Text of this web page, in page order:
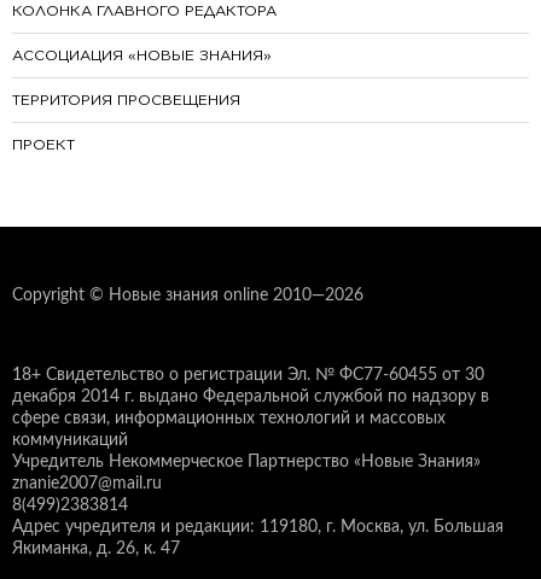
КОЛОНКА ГЛАВНОГО РЕДАКТОРА
АССОЦИАЦИЯ «НОВЫЕ ЗНАНИЯ»
ТЕРРИТОРИЯ ПРОСВЕЩЕНИЯ
ПРОЕКТ
Copyright © Новые знания online 2010—2026
18+ Свидетельство о регистрации Эл. № ФС77-60455 от 30
декабря 2014 г. выдано Федеральной службой по надзору в
сфере связи, информационных технологий и массовых
коммуникаций
Учредитель Некоммерческое Партнерство «Новые Знания»
znanie2007@mail.ru
8(499)2383814
Адрес учредителя и редакции: 119180, г. Москва, ул. Большая
Якиманка, д. 26, к. 47